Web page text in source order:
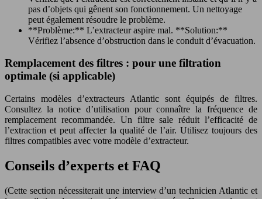
pas d’objets qui gênent son fonctionnement. Un nettoyage
peut également résoudre le problème.
**Problème:** L’extracteur aspire mal. **Solution:**
Vérifiez l’absence d’obstruction dans le conduit d’évacuation.
Remplacement des filtres : pour une filtration
optimale (si applicable)
Certains modèles d’extracteurs Atlantic sont équipés de filtres.
Consultez la notice d’utilisation pour connaître la fréquence de
remplacement recommandée. Un filtre sale réduit l’efficacité de
l’extraction et peut affecter la qualité de l’air. Utilisez toujours des
filtres compatibles avec votre modèle d’extracteur.
Conseils d’experts et FAQ
(Cette section nécessiterait une interview d’un technicien Atlantic et